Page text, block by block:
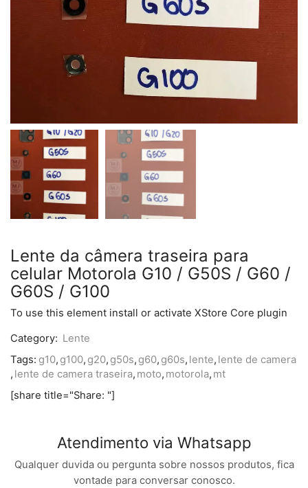
Lente da câmera traseira para
celular Motorola G10 / G50S / G60 /
G60S / G100
To use this element install or activate XStore Core plugin
Category: Lente
Tags: g10, g100, g20, g50s, g60, g60s, lente, lente de camera
, lente de camera traseira, moto, motorola, mt
[share title="Share: "]
Atendimento via Whatsapp
Qualquer duvida ou pergunta sobre nossos produtos, fica
vontade para conversar conosco.